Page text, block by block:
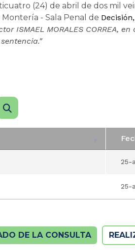
(24) de abril de dos mil
- Sala Penal de
MORALES CORREA,
25-
25-
DE LA CONSULTA